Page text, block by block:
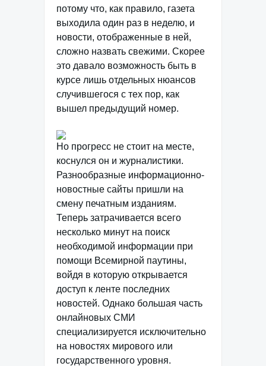
потому что, как правило, газета
выходила один раз в неделю, и
новости, отображенные в ней,
сложно назвать свежими. Скорее
это давало возможность быть в
курсе лишь отдельных нюансов
случившегося с тех пор, как
вышел предыдущий номер.
Но прогресс не стоит на месте,
коснулся он и журналистики.
Разнообразные информационно-
новостные сайты пришли на
смену печатным изданиям.
Теперь затрачивается всего
несколько минут на поиск
необходимой информации при
помощи Всемирной паутины,
войдя в которую открывается
доступ к ленте последних
новостей. Однако большая часть
онлайновых СМИ
специализируется исключительно
на новостях мирового или
государственного уровня.